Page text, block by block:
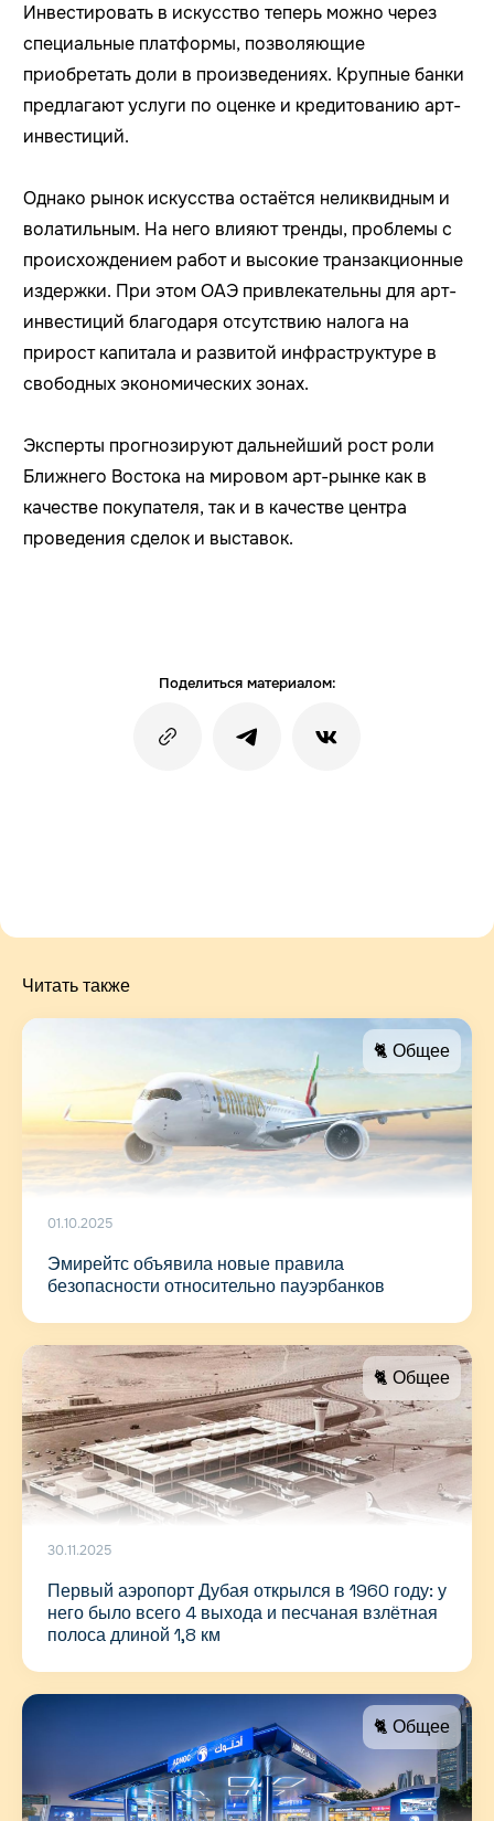
Инвестировать в искусство теперь можно через
специальные платформы, позволяющие
приобретать доли в произведениях. Крупные банки
предлагают услуги по оценке и кредитованию арт-
инвестиций.
Однако рынок искусства остаётся неликвидным и
волатильным. На него влияют тренды, проблемы с
происхождением работ и высокие транзакционные
издержки. При этом ОАЭ привлекательны для арт-
инвестиций благодаря отсутствию налога на
прирост капитала и развитой инфраструктуре в
свободных экономических зонах.
Эксперты прогнозируют дальнейший рост роли
Ближнего Востока на мировом арт-рынке как в
качестве покупателя, так и в качестве центра
проведения сделок и выставок.
Поделиться материалом:
Читать также
🐈 Общее
01.10.2025
Эмирейтс объявила новые правила
безопасности относительно пауэрбанков
🐈 Общее
30.11.2025
Первый аэропорт Дубая открылся в 1960 году: у
него было всего 4 выхода и песчаная взлётная
полоса длиной 1,8 км
🐈 Общее